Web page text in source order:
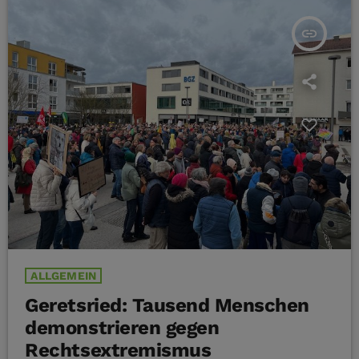
insert_link
ALLGEMEIN
Geretsried: Tausend Menschen
demonstrieren gegen
Rechtsextremismus